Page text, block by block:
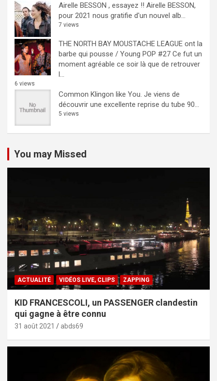
Airelle BESSON , essayez !! Airelle BESSON,
pour 2021 nous gratifie d'un nouvel alb...
7 views
THE NORTH BAY MOUSTACHE LEAGUE ont la
barbe qui pousse / Young POP #27 Ce fut un
moment agréable ce soir là que de retrouver
l...
6 views
Common Klingon like You. Je viens de
découvrir une excellente reprise du tube 90...
5 views
You may Missed
ACTUALITÉ VIDÉOS LIVE, CLIPS ZAPPING
KID FRANCESCOLI, un PASSENGER clandestin
qui gagne à être connu
31 août 2021 abds69